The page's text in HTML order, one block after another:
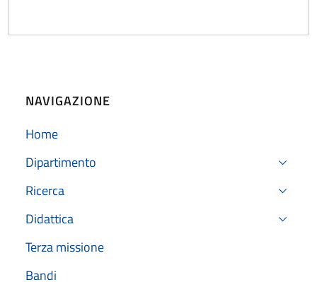
NAVIGAZIONE
Home
Dipartimento
Ricerca
Didattica
Terza missione
Bandi